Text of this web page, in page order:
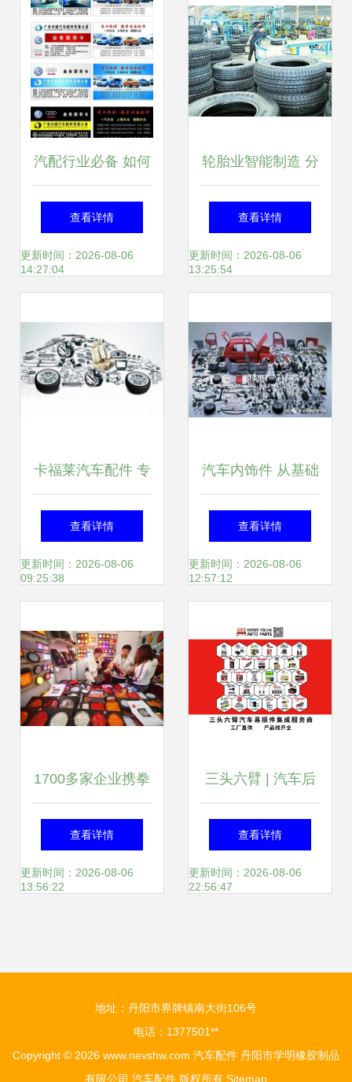
汽配行业必备 如何
免费下载高质量汽
车配件图片素材
查看详情
更新时间：2026-08-06
14:27:04
轮胎业智能制造 分
步实施，迈向未来
查看详情
更新时间：2026-08-06
13:25:54
卡福莱汽车配件 专
业品质，为您的爱
车保驾护航
查看详情
更新时间：2026-08-06
09:25:38
汽车内饰件 从基础
认知到前沿趋势的
全方位解析
查看详情
更新时间：2026-08-06
12:57:12
1700多家企业携拳
头产品汇聚江城，
汽配展缘何“离不开
查看详情
更新时间：2026-08-06
13:56:22
三头六臂 | 汽车后
市场争的是“诸
侯”，而非“太子”
查看详情
更新时间：2026-08-06
22:56:47
地址：丹阳市界牌镇南大街106号
电话：1377501**
Copyright © 2026 www.nevshw.com 汽车配件 丹阳市学明橡胶制品
有限公司 汽车配件 版权所有 Sitemap